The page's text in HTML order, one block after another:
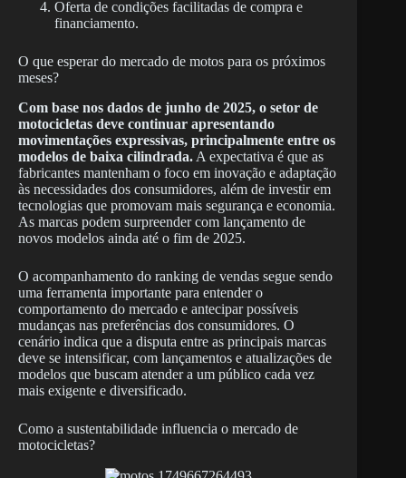
Oferta de condições facilitadas de compra e
financiamento.
O que esperar do mercado de motos para os próximos
meses?
Com base nos dados de junho de 2025, o setor de
motocicletas deve continuar apresentando
movimentações expressivas, principalmente entre os
modelos de baixa cilindrada. A expectativa é que as
fabricantes mantenham o foco em inovação e adaptação
às necessidades dos consumidores, além de investir em
tecnologias que promovam mais segurança e economia.
As marcas podem surpreender com lançamento de
novos modelos ainda até o fim de 2025.
O acompanhamento do ranking de vendas segue sendo
uma ferramenta importante para entender o
comportamento do mercado e antecipar possíveis
mudanças nas preferências dos consumidores. O
cenário indica que a disputa entre as principais marcas
deve se intensificar, com lançamentos e atualizações de
modelos que buscam atender a um público cada vez
mais exigente e diversificado.
Como a sustentabilidade influencia o mercado de
motocicletas?